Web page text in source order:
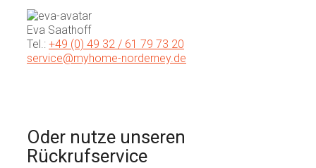
Eva Saathoff
Tel.: +49 (0) 49 32 / 61 79 73 20
service@myhome-norderney.de
Oder nutze unseren
Rückrufservice